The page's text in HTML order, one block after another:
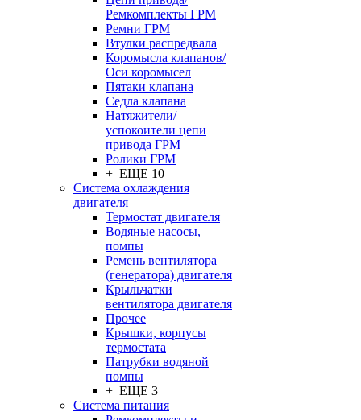
Ремкомплекты ГРМ
Ремни ГРМ
Втулки распредвала
Коромысла клапанов/
Оси коромысел
Пятаки клапана
Седла клапана
Натяжители/
успокоители цепи
привода ГРМ
Ролики ГРМ
+ ЕЩЕ 10
Система охлаждения
двигателя
Термостат двигателя
Водяные насосы,
помпы
Ремень вентилятора
(генератора) двигателя
Крыльчатки
вентилятора двигателя
Прочее
Крышки, корпусы
термостата
Патрубки водяной
помпы
+ ЕЩЕ 3
Система питания